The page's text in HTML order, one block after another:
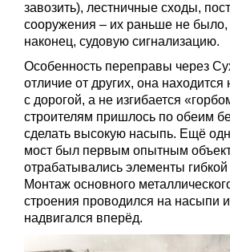
завозить), лестничные сходы,
сооружения – их раньше не
наконец, судовую сигнализацию.
Особенность переправы через
отличие от других, она
с дорогой, а не изгибается
строителям пришлось по обеим
сделать высокую насыпь. Ещё
мост был первым опытным
отрабатывались элементы гибкой
Монтаж основного
строения проводился на насыпи
надвигался вперёд.